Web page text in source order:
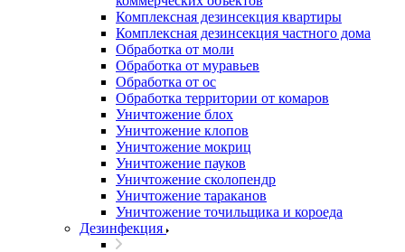
Комплексная дезинсекция квартиры
Комплексная дезинсекция частного дома
Обработка от моли
Обработка от муравьев
Обработка от ос
Обработка территории от комаров
Уничтожение блох
Уничтожение клопов
Уничтожение мокриц
Уничтожение пауков
Уничтожение сколопендр
Уничтожение тараканов
Уничтожение точильщика и короеда
Дезинфекция